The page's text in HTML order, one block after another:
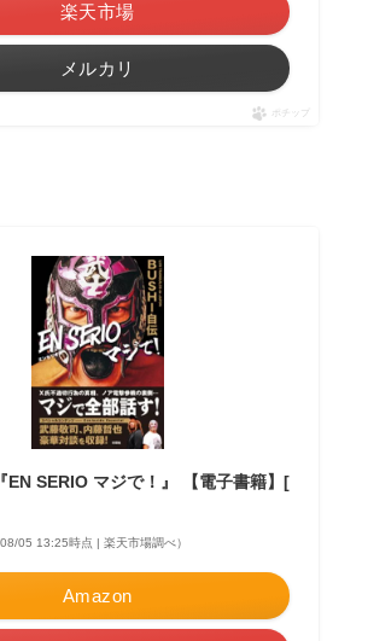
楽天市場
メルカリ
ポチップ
EN SERIO マジで！』 【電子書籍】[
08/05 13:25時点 | 楽天市場調べ）
Amazon